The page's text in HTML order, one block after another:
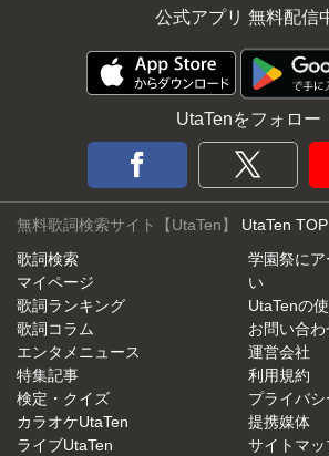
公式アプリ 無料配信
UtaTenをフォロー
無料歌詞検索サイト【UtaTen】 UtaTen TOP
歌詞検索
マイページ
歌詞ランキング
歌詞コラム
エンタメニュース
特集記事
検定・クイズ
カラオケUtaTen
ライブUtaTen
学園祭に
い
UtaTenの
お問い合わ
運営会社
利用規約
プライバ
提携媒体
サイトマッ